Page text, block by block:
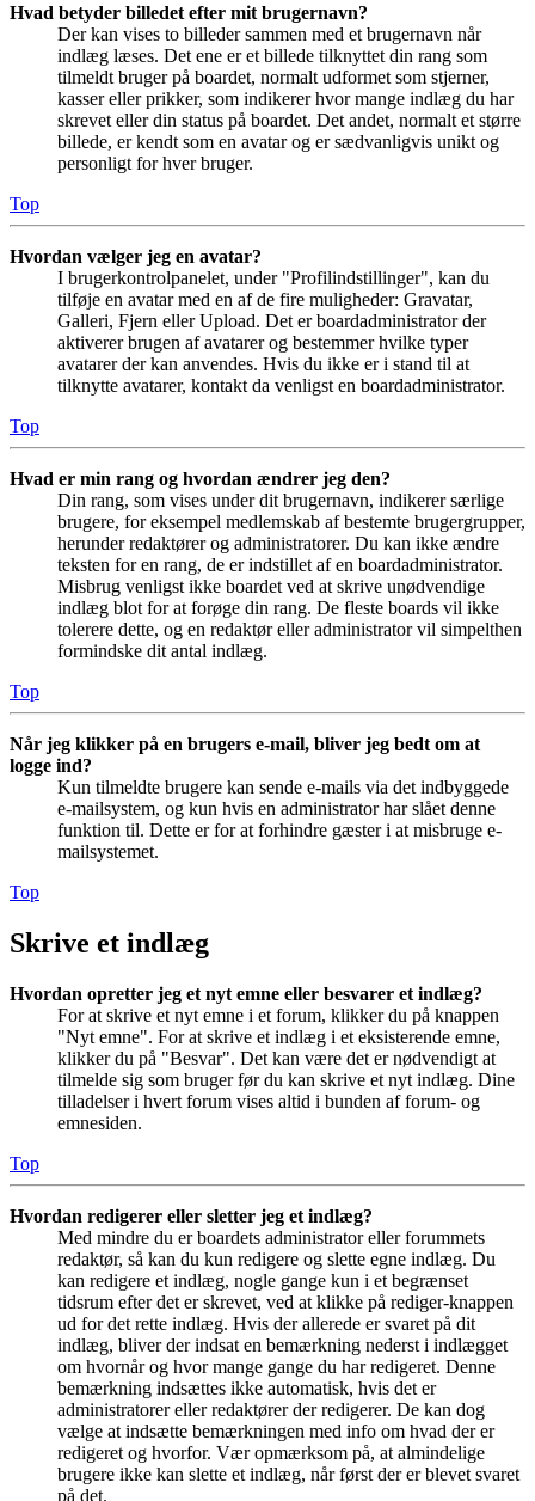
Hvad betyder billedet efter mit brugernavn?
Der kan vises to billeder sammen med et brugernavn når
indlæg læses. Det ene er et billede tilknyttet din rang som
tilmeldt bruger på boardet, normalt udformet som stjerner,
kasser eller prikker, som indikerer hvor mange indlæg du har
skrevet eller din status på boardet. Det andet, normalt et større
billede, er kendt som en avatar og er sædvanligvis unikt og
personligt for hver bruger.
Top
Hvordan vælger jeg en avatar?
I brugerkontrolpanelet, under "Profilindstillinger", kan du
tilføje en avatar med en af de fire muligheder: Gravatar,
Galleri, Fjern eller Upload. Det er boardadministrator der
aktiverer brugen af avatarer og bestemmer hvilke typer
avatarer der kan anvendes. Hvis du ikke er i stand til at
tilknytte avatarer, kontakt da venligst en boardadministrator.
Top
Hvad er min rang og hvordan ændrer jeg den?
Din rang, som vises under dit brugernavn, indikerer særlige
brugere, for eksempel medlemskab af bestemte brugergrupper,
herunder redaktører og administratorer. Du kan ikke ændre
teksten for en rang, de er indstillet af en boardadministrator.
Misbrug venligst ikke boardet ved at skrive unødvendige
indlæg blot for at forøge din rang. De fleste boards vil ikke
tolerere dette, og en redaktør eller administrator vil simpelthen
formindske dit antal indlæg.
Top
Når jeg klikker på en brugers e-mail, bliver jeg bedt om at
logge ind?
Kun tilmeldte brugere kan sende e-mails via det indbyggede
e-mailsystem, og kun hvis en administrator har slået denne
funktion til. Dette er for at forhindre gæster i at misbruge e-
mailsystemet.
Top
Skrive et indlæg
Hvordan opretter jeg et nyt emne eller besvarer et indlæg?
For at skrive et nyt emne i et forum, klikker du på knappen
"Nyt emne". For at skrive et indlæg i et eksisterende emne,
klikker du på "Besvar". Det kan være det er nødvendigt at
tilmelde sig som bruger før du kan skrive et nyt indlæg. Dine
tilladelser i hvert forum vises altid i bunden af forum- og
emnesiden.
Top
Hvordan redigerer eller sletter jeg et indlæg?
Med mindre du er boardets administrator eller forummets
redaktør, så kan du kun redigere og slette egne indlæg. Du
kan redigere et indlæg, nogle gange kun i et begrænset
tidsrum efter det er skrevet, ved at klikke på rediger-knappen
ud for det rette indlæg. Hvis der allerede er svaret på dit
indlæg, bliver der indsat en bemærkning nederst i indlægget
om hvornår og hvor mange gange du har redigeret. Denne
bemærkning indsættes ikke automatisk, hvis det er
administratorer eller redaktører der redigerer. De kan dog
vælge at indsætte bemærkningen med info om hvad der er
redigeret og hvorfor. Vær opmærksom på, at almindelige
brugere ikke kan slette et indlæg, når først der er blevet svaret
på det.